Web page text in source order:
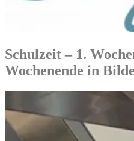
Schulzeit – 1.
Wochenende in